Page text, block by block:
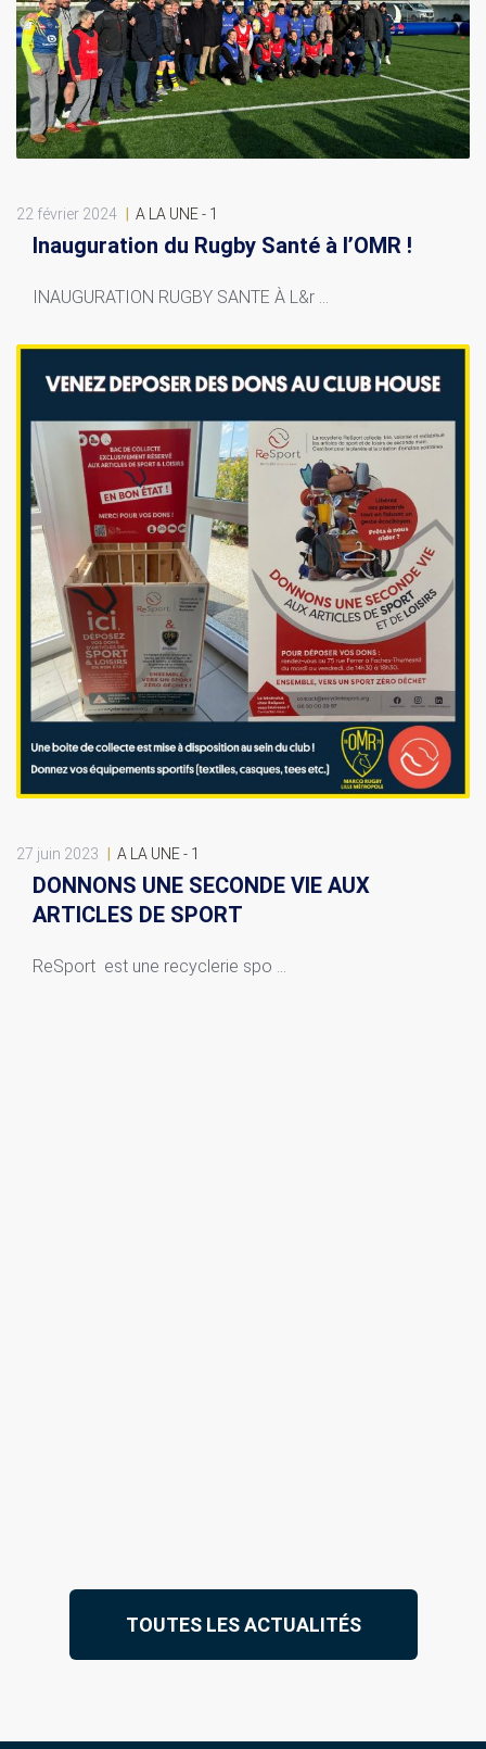
22 février 2024 | A LA UNE - 1
Inauguration du Rugby Santé à l’OMR !
INAUGURATION RUGBY SANTE À L&r ...
27 juin 2023 | A LA UNE - 1
DONNONS UNE SECONDE VIE AUX
ARTICLES DE SPORT
ReSport est une recyclerie spo ...
TOUTES LES ACTUALITÉS